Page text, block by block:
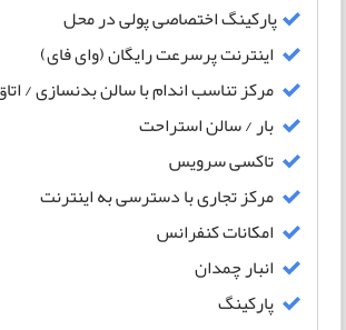
پارکینگ اختصاصی پولی در محل
اینترنت پرسرعت رایگان (وای فای)
مرکز تناسب اندام با سالن بدنسازی /
بار / سالن استراحت
تاکسی سرویس
مرکز تجاری با دسترسی به اینترنت
امکانات کنفرانس
انبار چمدان
پارکینگ